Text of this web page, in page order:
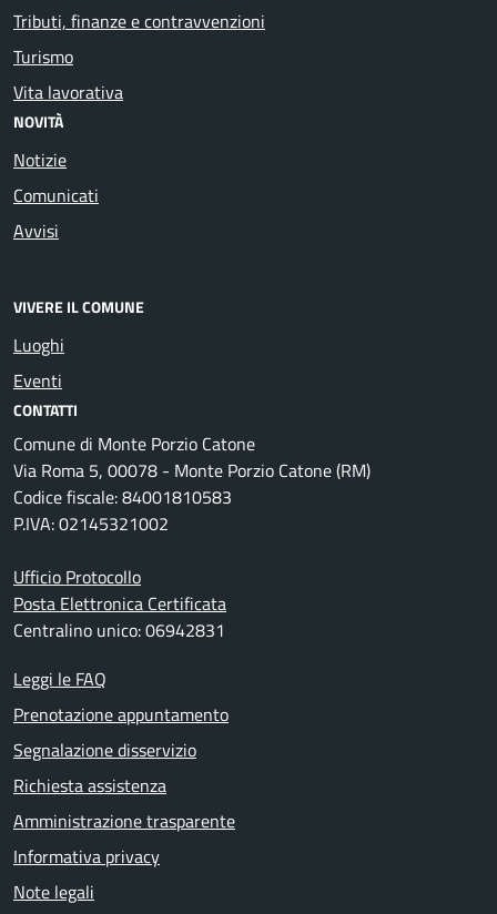
Tributi, finanze e contravvenzioni
Turismo
Vita lavorativa
NOVITÀ
Notizie
Comunicati
Avvisi
VIVERE IL COMUNE
Luoghi
Eventi
CONTATTI
Comune di Monte Porzio Catone
Via Roma 5, 00078 - Monte Porzio Catone (RM)
Codice fiscale: 84001810583
P.IVA: 02145321002
Ufficio Protocollo
Posta Elettronica Certificata
Centralino unico: 06942831
Leggi le FAQ
Prenotazione appuntamento
Segnalazione disservizio
Richiesta assistenza
Amministrazione trasparente
Informativa privacy
Note legali